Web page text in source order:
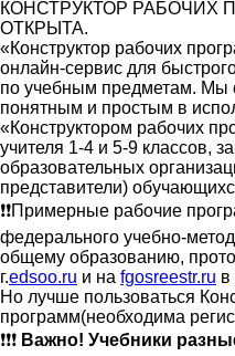
КОНСТРУКТОР РАБОЧИХ
ОТКРЫТА.
«Конструктор рабочих
онлайн-сервис для
по учебным предметам. Мы
понятным и простым в
«Конструктором рабочих
учителя 1-4 и 5-9 классов,
образовательных
представители)
❗❗Примерные рабочие
федерального учебно-
общему образованию,
г.edsoo.ru и на fgosreestr.ru в
Но лучше пользоваться
программ(необходима
❗❗❗ Важно! Учебники